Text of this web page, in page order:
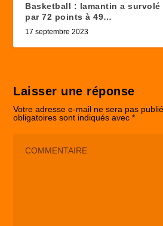
Basketball : lamantin a
par 72 points à 49…
17 septembre 2023
Laisser une réponse
Votre adresse e-mail ne sera pas
obligatoires sont indiqués avec*